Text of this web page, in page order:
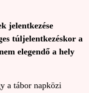
jelentkezése
túljelentkezéskor a
elegendő a hely
a tábor napközi